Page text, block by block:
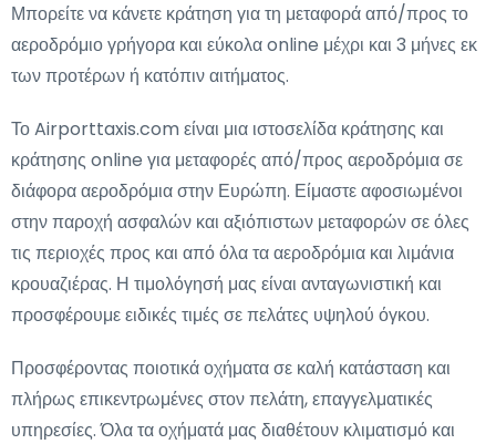
Μπορείτε να κάνετε κράτηση για τη μεταφορά από/προς το
αεροδρόμιο γρήγορα και εύκολα online μέχρι και 3 μήνες εκ
των προτέρων ή κατόπιν αιτήματος.
Το Airporttaxis.com είναι μια ιστοσελίδα κράτησης και
κράτησης online για μεταφορές από/προς αεροδρόμια σε
διάφορα αεροδρόμια στην Ευρώπη. Είμαστε αφοσιωμένοι
στην παροχή ασφαλών και αξιόπιστων μεταφορών σε όλες
τις περιοχές προς και από όλα τα αεροδρόμια και λιμάνια
κρουαζιέρας. Η τιμολόγησή μας είναι ανταγωνιστική και
προσφέρουμε ειδικές τιμές σε πελάτες υψηλού όγκου.
Προσφέροντας ποιοτικά οχήματα σε καλή κατάσταση και
πλήρως επικεντρωμένες στον πελάτη, επαγγελματικές
υπηρεσίες. Όλα τα οχήματά μας διαθέτουν κλιματισμό και